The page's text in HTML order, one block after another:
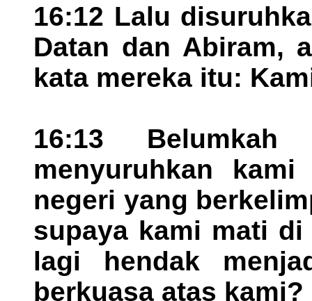
16:12 Lalu
Datan dan Abiram,
kata mereka itu:
16:13
menyuruhkan
negeri yang
supaya kami mati
lagi hendak
berkuasa atas kami?